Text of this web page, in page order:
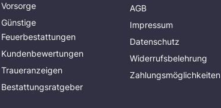
Vorsorge
Günstige
Feuerbestattungen
Kundenbewertungen
Traueranzeigen
Bestattungsratgeber
AGB
Impressum
Datenschutz
Widerrufsbelehrung
Zahlungsmöglichkeiten